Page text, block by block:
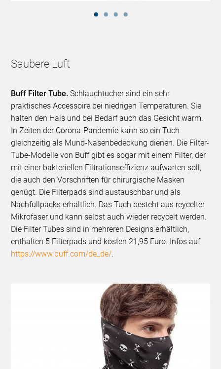
Saubere Luft
Buff Filter Tube.Schlauchtücher sind ein sehr
praktisches Accessoire bei niedrigen Temperaturen. Sie
halten den Hals und bei Bedarf auch das Gesicht warm.
In Zeiten der Corona-Pandemie kann so ein Tuch
gleichzeitig als Mund-Nasenbedeckung dienen. Die Filter-
Tube-Modelle von Buff gibt es sogar mit einem Filter, der
mit einer bakteriellen Filtrationseffizienz aufwarten soll,
die auch den Vorschriften für chirurgische Masken
genügt. Die Filterpads sind austauschbar und als
Nachfüllpacks erhältlich. Das Tuch besteht aus reycelter
Mikrofaser und kann selbst auch wieder recycelt werden.
Die Filter Tubes sind in mehreren Designs erhältlich,
enthalten 5 Filterpads und kosten 21,95 Euro. Infos auf
https://www.buff.com/de_de/.